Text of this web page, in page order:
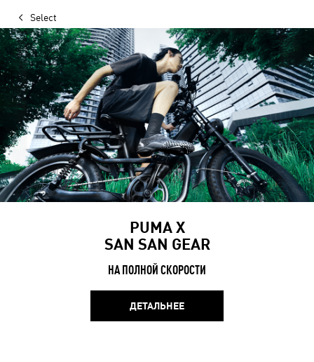
Select
PUMA X
SAN SAN GEAR
НА ПОЛНОЙ СКОРОСТИ
ДЕТАЛЬНЕЕ